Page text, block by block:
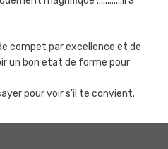
compet par excellence et de
un bon etat de forme pour
pour voir s'il te convient.